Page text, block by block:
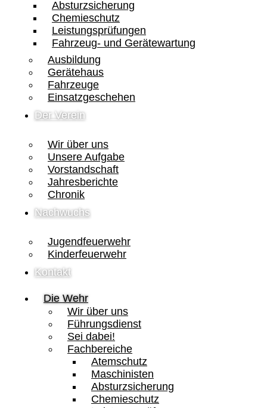
Absturzsicherung
Chemieschutz
Leistungsprüfungen
Fahrzeug- und Gerätewartung
Ausbildung
Gerätehaus
Fahrzeuge
Einsatzgeschehen
Der Verein
Wir über uns
Unsere Aufgabe
Vorstandschaft
Jahresberichte
Chronik
Nachwuchs
Jugendfeuerwehr
Kinderfeuerwehr
Kontakt
Die Wehr
Wir über uns
Führungsdienst
Sei dabei!
Fachbereiche
Atemschutz
Maschinisten
Absturzsicherung
Chemieschutz